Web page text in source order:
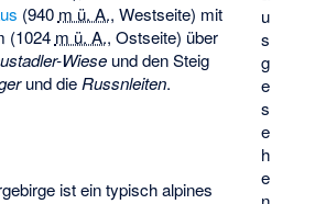
u
s
g
e
s
e
h
e
(940 m ü. A., Westseite) mit
(1024 m ü. A., Ostseite) über
Wieseund den Steig
und dieRussnleiten.
ist ein typisch alpines